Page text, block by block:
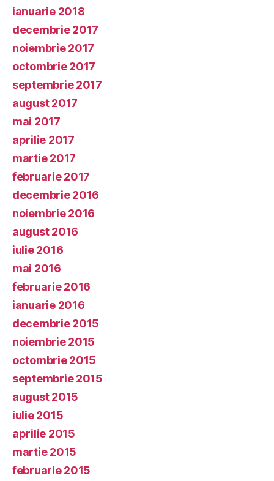
ianuarie 2018
decembrie 2017
noiembrie 2017
octombrie 2017
septembrie 2017
august 2017
mai 2017
aprilie 2017
martie 2017
februarie 2017
decembrie 2016
noiembrie 2016
august 2016
iulie 2016
mai 2016
februarie 2016
ianuarie 2016
decembrie 2015
noiembrie 2015
octombrie 2015
septembrie 2015
august 2015
iulie 2015
aprilie 2015
martie 2015
februarie 2015